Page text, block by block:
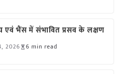
एवं भैंस में संभावित प्रसव के लक्षण
2026 6 min read